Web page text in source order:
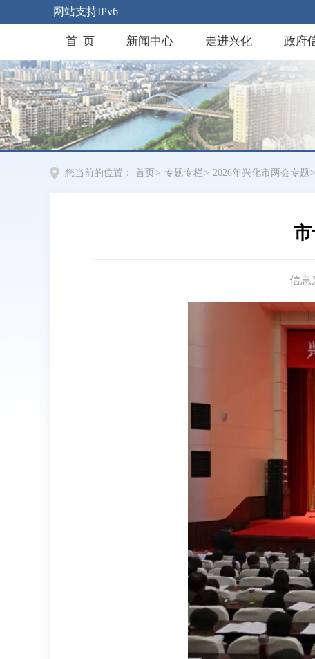
网站支持IPv6
首 页 新闻中心 走进兴化 政府
您当前的位置： 首页 > 专题专栏 > 2026年兴化市两会专题 >
信息